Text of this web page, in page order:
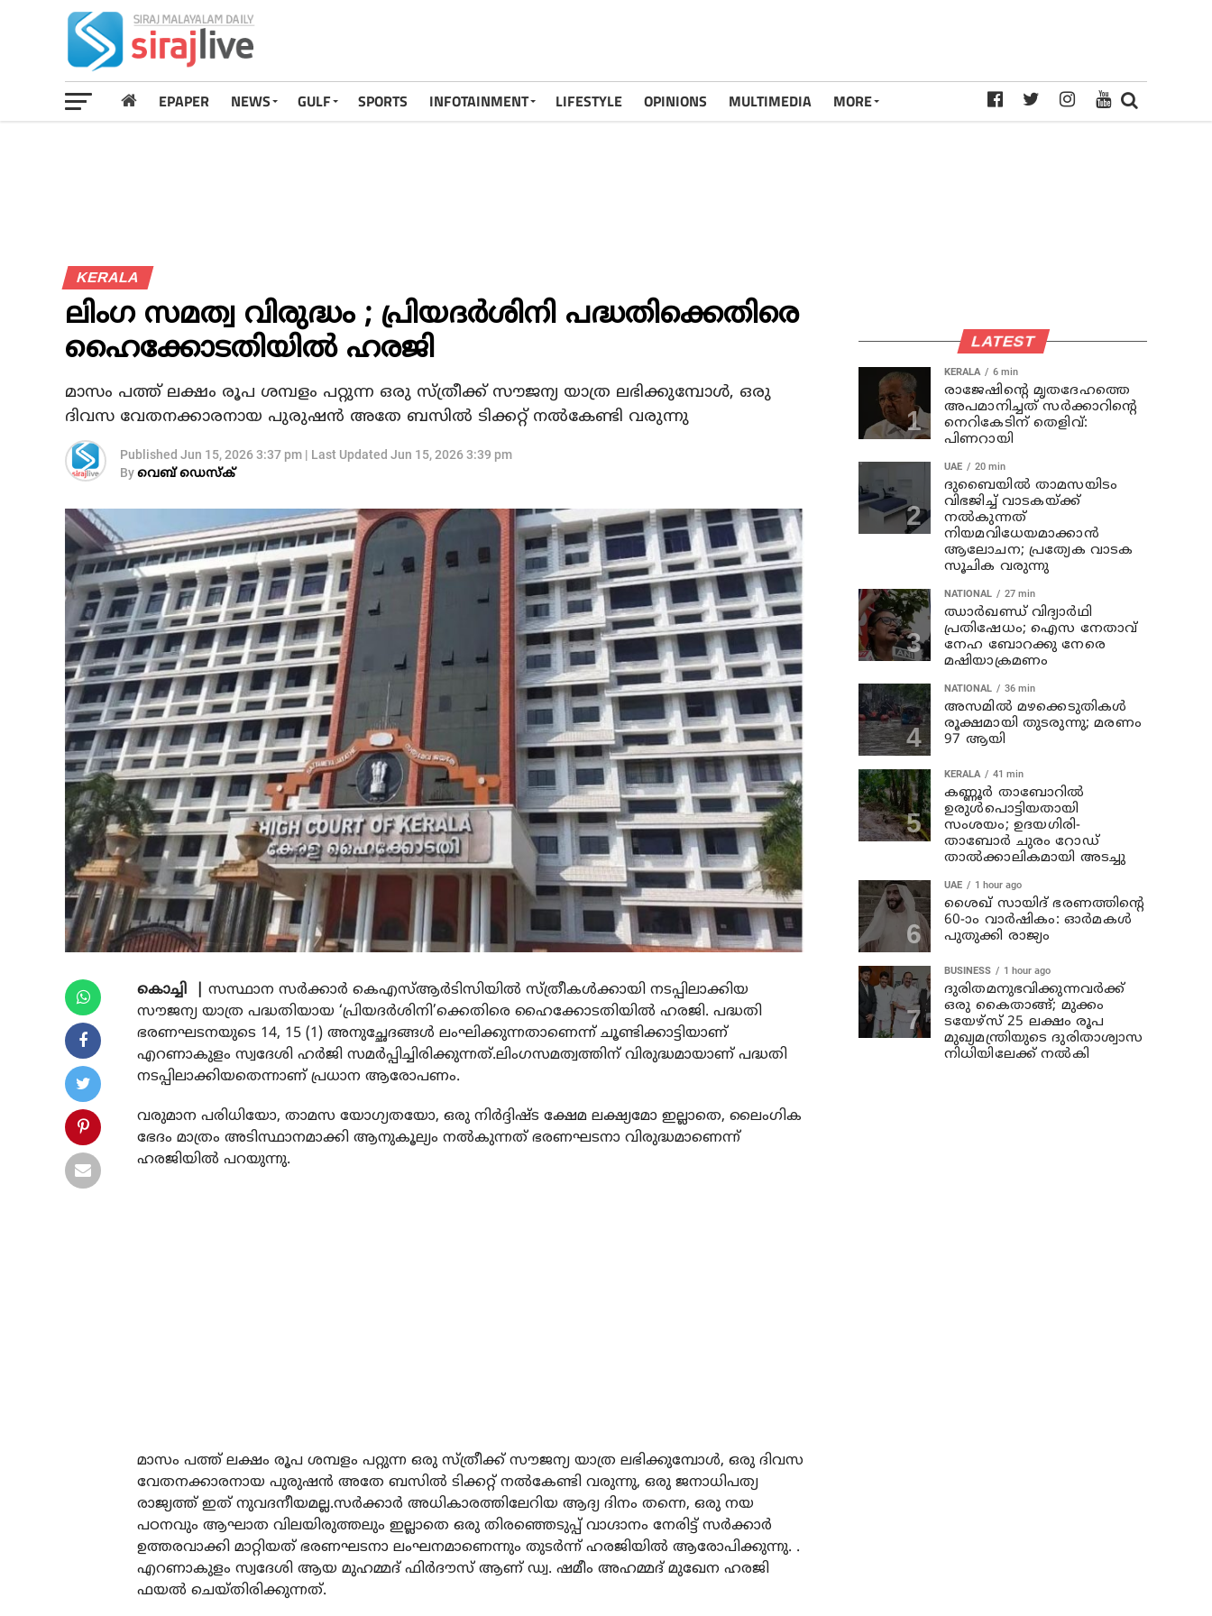
EPAPER NEWS GULF SPORTS INFOTAINMENT LIFESTYLE OPINIONS MULTIMEDIA MORE
KERALA
ലിംഗ സമത്വ വിരുദ്ധം ; പ്രിയദര്‍ശിനി പദ്ധതിക്കെതിരെ
ഹൈക്കോടതിയില്‍ ഹരജി
മാസം പത്ത് ലക്ഷം രൂപ ശമ്പളം പറ്റുന്ന ഒരു സ്ത്രീക്ക് സൗജന്യ യാത്ര ലഭിക്കുമ്പോള്‍, ഒരു
ദിവസ വേതനക്കാരനായ പുരുഷന്‍ അതേ ബസില്‍ ടിക്കറ്റ് നല്‍കേണ്ടി വരുന്നു
Published Jun 15, 2026 3:37 pm | Last Updated Jun 15, 2026 3:39 pm
Byവെബ് ഡെസ്‌ക്
കൊച്ചി |
സസ്ഥാന സര്‍ക്കാര്‍ കെഎസ്ആര്‍ടിസിയില്‍ സ്ത്രീകള്‍ക്കായി നടപ്പിലാക്കിയ
സൗജന്യ യാത്ര പദ്ധതിയായ ‘പ്രിയദര്‍ശിനി’ക്കെതിരെ ഹൈക്കോടതിയില്‍ ഹരജി. പദ്ധതി
ഭരണഘടനയുടെ 14, 15 (1) അനുച്ഛേദങ്ങള്‍ ലംഘിക്കുന്നതാണെന്ന് ചൂണ്ടിക്കാട്ടിയാണ്
എറണാകുളം സ്വദേശി ഹര്‍ജി സമര്‍പ്പിച്ചിരിക്കുന്നത്.ലിംഗസമത്വത്തിന് വിരുദ്ധമായാണ് പദ്ധതി
നടപ്പിലാക്കിയതെന്നാണ് പ്രധാന ആരോപണം.
വരുമാന പരിധിയോ, താമസ യോഗ്യതയോ, ഒരു നിര്‍ദ്ദിഷ്ട ക്ഷേമ ലക്ഷ്യമോ ഇല്ലാതെ, ലൈംഗിക
ഭേദം മാത്രം അടിസ്ഥാനമാക്കി ആനുകൂല്യം നല്‍കുന്നത് ഭരണഘടനാ വിരുദ്ധമാണെന്ന്
ഹരജിയില്‍ പറയുന്നു.
മാസം പത്ത് ലക്ഷം രൂപ ശമ്പളം പറ്റുന്ന ഒരു സ്ത്രീക്ക് സൗജന്യ യാത്ര ലഭിക്കുമ്പോള്‍, ഒരു ദിവസ
വേതനക്കാരനായ പുരുഷന്‍ അതേ ബസില്‍ ടിക്കറ്റ് നല്‍കേണ്ടി വരുന്നു, ഒരു ജനാധിപത്യ
രാജ്യത്ത് ഇത് നുവദനീയമല്ല.സര്‍ക്കാര്‍ അധികാരത്തിലേറിയ ആദ്യ ദിനം തന്നെ, ഒരു നയ
പഠനവും ആഘാത വിലയിരുത്തലും ഇല്ലാതെ ഒരു തിരഞ്ഞെടുപ്പ് വാഗ്ദാനം നേരിട്ട് സര്‍ക്കാര്‍
ഉത്തരവാക്കി മാറ്റിയത് ഭരണഘടനാ ലംഘനമാണെന്നും തുടര്‍ന്ന് ഹരജിയില്‍ ആരോപിക്കുന്നു. .
എറണാകുളം സ്വദേശി ആയ മുഹമ്മദ് ഫിര്‍ദൗസ് ആണ് ഡ്വ. ഷമീം അഹമ്മദ് മുഖേന ഹരജി
ഫയല്‍ ചെയ്തിരിക്കുന്നത്.
LATEST
KERALA 6 min
രാജേഷിന്റെ മൃതദേഹത്തെ
അപമാനിച്ചത് സര്‍ക്കാറിന്റെ
നെറികേടിന് തെളിവ്:
പിണറായി
UAE 20 min
ദുബൈയിൽ താമസയിടം
വിഭജിച്ച് വാടകയ്ക്ക്
നൽകുന്നത്
നിയമവിധേയമാക്കാൻ
ആലോചന; പ്രത്യേക വാടക
സൂചിക വരുന്നു
NATIONAL 27 min
ഝാര്‍ഖണ്ഡ് വിദ്യാര്‍ഥി
പ്രതിഷേധം; ഐസ നേതാവ്
നേഹ ബോറക്കു നേരെ
മഷിയാക്രമണം
NATIONAL 36 min
അസമില്‍ മഴക്കെടുതികള്‍
രൂക്ഷമായി തുടരുന്നു; മരണം
97 ആയി
KERALA 41 min
കണ്ണൂര്‍ താബോറില്‍
ഉരുള്‍പൊട്ടിയതായി
സംശയം; ഉദയഗിരി-
താബോര്‍ ചുരം റോഡ്
താല്‍ക്കാലികമായി അടച്ചു
UAE 1 hour ago
ശൈഖ് സായിദ് ഭരണത്തിന്റെ
60-ാം വാർഷികം: ഓർമകൾ
പുതുക്കി രാജ്യം
BUSINESS 1 hour ago
ദുരിതമനുഭവിക്കുന്നവര്‍ക്ക്
ഒരു കൈതാങ്ങ്; മുക്കം
ടയേഴ്‌സ് 25 ലക്ഷം രൂപ
മുഖ്യമന്ത്രിയുടെ ദുരിതാശ്വാസ
നിധിയിലേക്ക് നല്‍കി